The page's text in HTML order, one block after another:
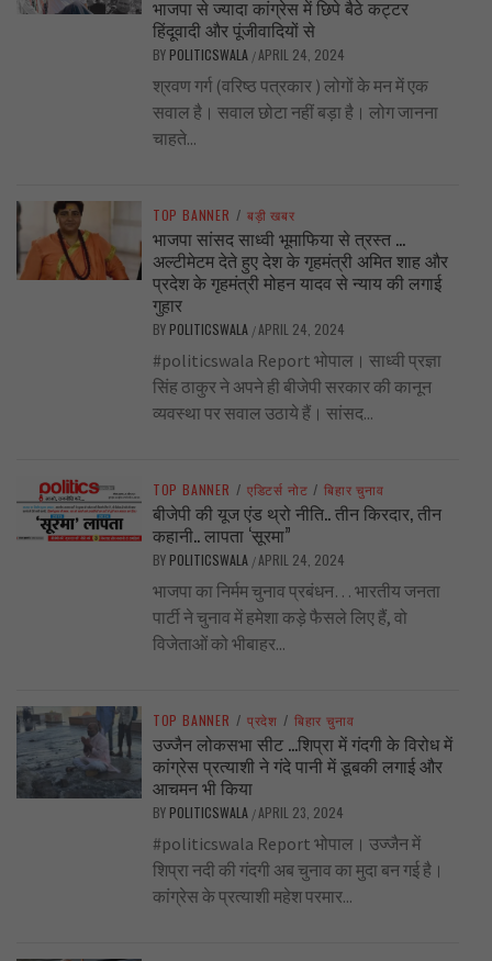
भाजपा से ज्यादा कांग्रेस में छिपे बैठे कट्टर
हिंदूवादी और पूंजीवादियों से
BY POLITICSWALA /APRIL 24, 2024
श्रवण गर्ग (वरिष्ठ पत्रकार ) लोगों के मन में एक
सवाल है। सवाल छोटा नहीं बड़ा है। लोग जानना
चाहते...
TOP BANNER / बड़ी खबर
भाजपा सांसद साध्वी भूमाफिया से त्रस्त …
अल्टीमेटम देते हुए देश के गृहमंत्री अमित शाह और
प्रदेश के गृहमंत्री मोहन यादव से न्याय की लगाई
गुहार
BY POLITICSWALA /APRIL 24, 2024
#politicswala Report भोपाल। साध्वी प्रज्ञा
सिंह ठाकुर ने अपने ही बीजेपी सरकार की कानून
व्यवस्था पर सवाल उठाये हैं। सांसद...
TOP BANNER / एडिटर्स नोट / बिहार चुनाव
बीजेपी की यूज एंड थ्रो नीति.. तीन किरदार, तीन
कहानी.. लापता ‘सूरमा”
BY POLITICSWALA /APRIL 24, 2024
भाजपा का निर्मम चुनाव प्रबंधन… भारतीय जनता
पार्टी ने चुनाव में हमेशा कड़े फैसले लिए हैं, वो
विजेताओं को भीबाहर...
TOP BANNER / प्रदेश / बिहार चुनाव
उज्जैन लोकसभा सीट …शिप्रा में गंदगी के विरोध में
कांग्रेस प्रत्याशी ने गंदे पानी में डूबकी लगाई और
आचमन भी किया
BY POLITICSWALA /APRIL 23, 2024
#politicswala Report भोपाल। उज्जैन में
शिप्रा नदी की गंदगी अब चुनाव का मुदा बन गई है।
कांग्रेस के प्रत्याशी महेश परमार...